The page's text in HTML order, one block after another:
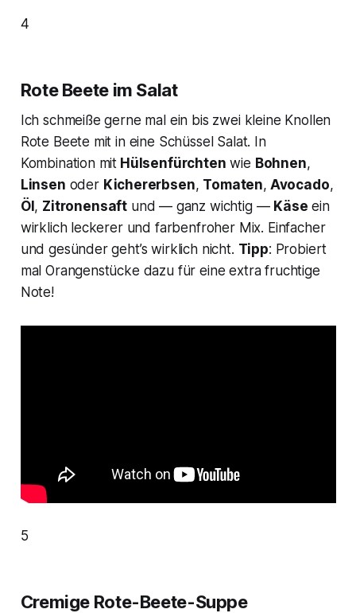
4
Rote Beete im Salat
Ich schmeiße gerne mal ein bis zwei kleine Knollen
Rote Beete mit in eine Schüssel Salat. In
Kombination mit Hülsenfürchten wie Bohnen,
Linsen oder Kichererbsen, Tomaten, Avocado,
Öl, Zitronensaft und — ganz wichtig — Käse ein
wirklich leckerer und farbenfroher Mix. Einfacher
und gesünder geht’s wirklich nicht. Tipp: Probiert
mal Orangenstücke dazu für eine extra fruchtige
Note!
5
Cremige Rote-Beete-Suppe